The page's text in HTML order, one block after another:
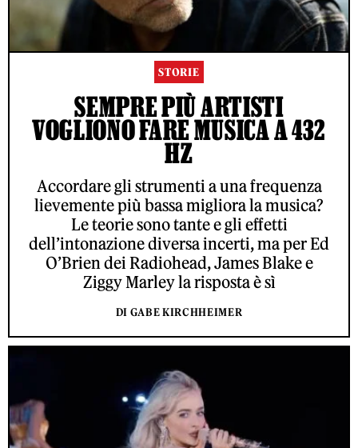
STORIE
SEMPRE PIÙ ARTISTI
VOGLIONO FARE MUSICA A 432
HZ
Accordare gli strumenti a una frequenza
lievemente più bassa migliora la musica?
Le teorie sono tante e gli effetti
dell’intonazione diversa incerti, ma per Ed
O’Brien dei Radiohead, James Blake e
Ziggy Marley la risposta è sì
DI GABE KIRCHHEIMER